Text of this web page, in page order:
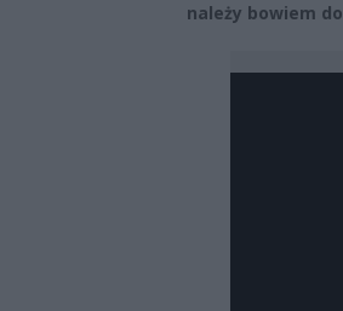
należy bowiem